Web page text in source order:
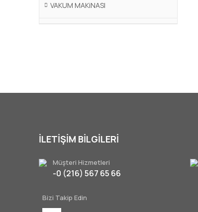
VAKUM MAKiNASI
İLETİŞİM BİLGİLERİ
Müşteri Hizmetleri
-0 (216) 567 65 66
Bizi Takip Edin